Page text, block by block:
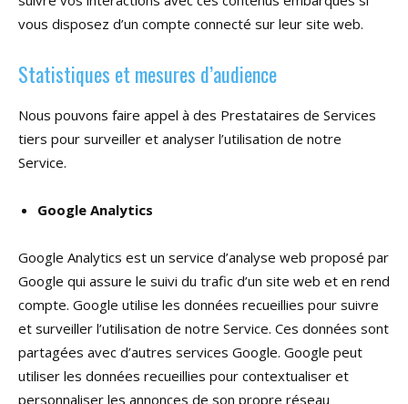
vous disposez d’un compte connecté sur leur site web.
Statistiques et mesures d’audience
Nous pouvons faire appel à des Prestataires de Services
tiers pour surveiller et analyser l’utilisation de notre
Service.
Google Analytics
Google Analytics est un service d’analyse web proposé par
Google qui assure le suivi du trafic d’un site web et en rend
compte. Google utilise les données recueillies pour suivre
et surveiller l’utilisation de notre Service. Ces données sont
partagées avec d’autres services Google. Google peut
utiliser les données recueillies pour contextualiser et
personnaliser les annonces de son propre réseau